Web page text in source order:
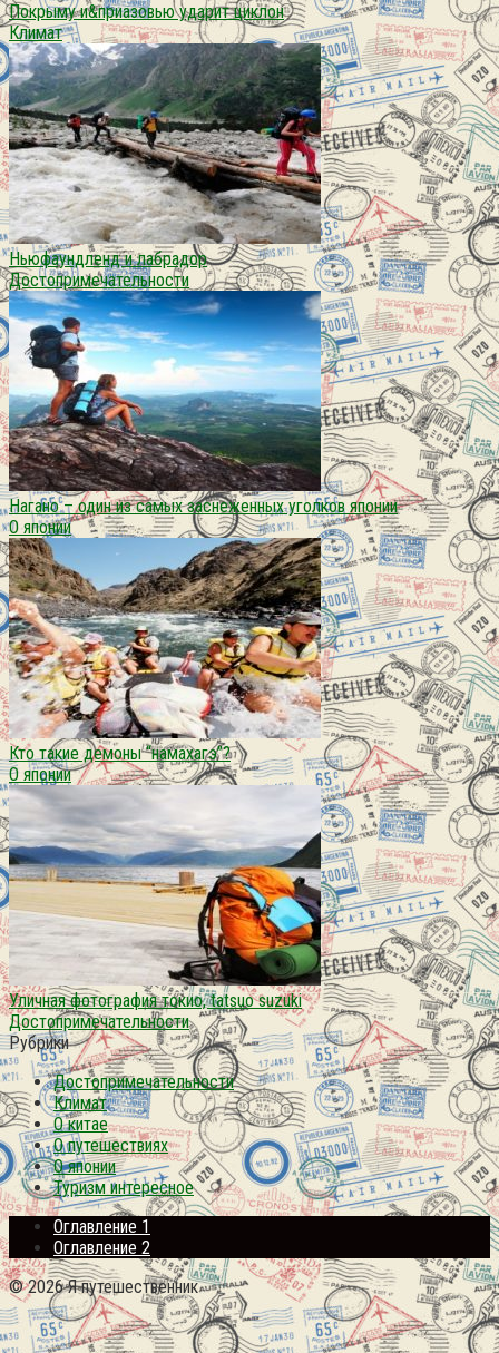
Покрыму и&приазовью ударит циклон
Климат
Ньюфаундленд и лабрадор
Достопримечательности
Нагано – один из самых заснеженных уголков японии
О японии
Кто такие демоны “намахагэ”?
О японии
Уличная фотография токио, tatsuo suzuki
Достопримечательности
Рубрики
Достопримечательности
Климат
О китае
О путешествиях
О японии
Туризм интересное
Оглавление 1
Оглавление 2
© 2026 Я путешественник